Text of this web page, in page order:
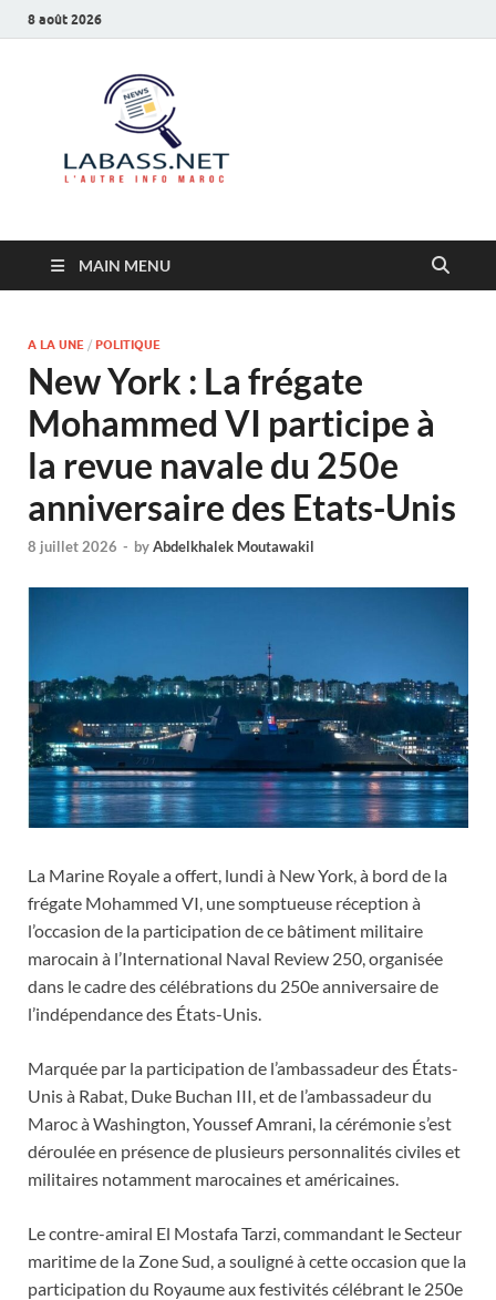
8 août 2026
MAIN MENU
A LA UNE / POLITIQUE
New York : La frégate
Mohammed VI participe à
la revue navale du 250e
anniversaire des Etats-Unis
8 juillet 2026 - byAbdelkhalek Moutawakil
La Marine Royale a offert, lundi à New York, à bord de la
frégate Mohammed VI, une somptueuse réception à
l’occasion de la participation de ce bâtiment militaire
marocain à l’International Naval Review 250, organisée
dans le cadre des célébrations du 250e anniversaire de
l’indépendance des États-Unis.
Marquée par la participation de l’ambassadeur des États-
Unis à Rabat, Duke Buchan III, et de l’ambassadeur du
Maroc à Washington, Youssef Amrani, la cérémonie s’est
déroulée en présence de plusieurs personnalités civiles et
militaires notamment marocaines et américaines.
Le contre-amiral El Mostafa Tarzi, commandant le Secteur
maritime de la Zone Sud, a souligné à cette occasion que la
participation du Royaume aux festivités célébrant le 250e